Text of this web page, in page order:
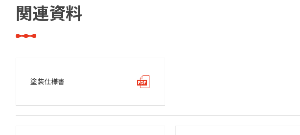
関連資料
塗装仕様書